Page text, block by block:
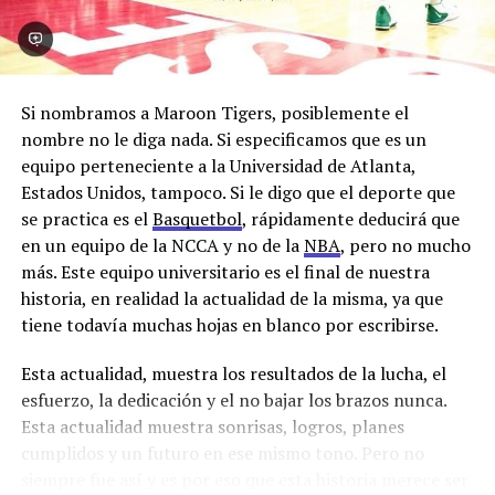
de las aves más rápidas y ágiles del mundo. La fisonomía
de su cuerpo son algunas de las características que
hacen a la dinamicidad de esta ave.
Pero, ¿por qué hablamos del emú?. Bueno, allí viene la
analogía. El diseño único de los autos de Fórmula los
hace ser los animales tecnológicos más veloces. Estas
máquinas en conjunto con un equipo de especialistas en
mecánica y pilotos conforman un espectáculo de
adrenalina y potencia que captura los ojos del mundo.
Patas grandes como el emú, huesos livianos como el
emú, resistencia como el emú, la tecnología no es
casualidad, la naturaleza enseña al hombre a probar
nuevas técnicas. Ambos siguen el instinto, sea 370km/h
como los autos o 70km/h como los emús, su eficiencia y
agilidad los hace asombrosos.
Si nombramos a Maroon Tigers, posiblemente el
nombre no le diga nada. Si especificamos que es un
equipo perteneciente a la Universidad de Atlanta,
Estados Unidos, tampoco. Si le digo que el deporte que
se practica es elBasquetbol, rápidamente deducirá que
en un equipo de la NCCA y no de laNBA, pero no mucho
más. Este equipo universitario es el final de nuestra
historia, en realidad la actualidad de la misma, ya que
tiene todavía muchas hojas en blanco por escribirse.
Esta actualidad, muestra los resultados de la lucha, el
esfuerzo, la dedicación y el no bajar los brazos nunca.
Esta actualidad muestra sonrisas, logros, planes
cumplidos y un futuro en ese mismo tono. Pero no